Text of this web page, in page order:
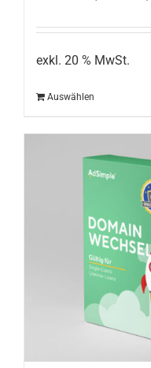
exkl. 20 % MwSt.
Auswählen